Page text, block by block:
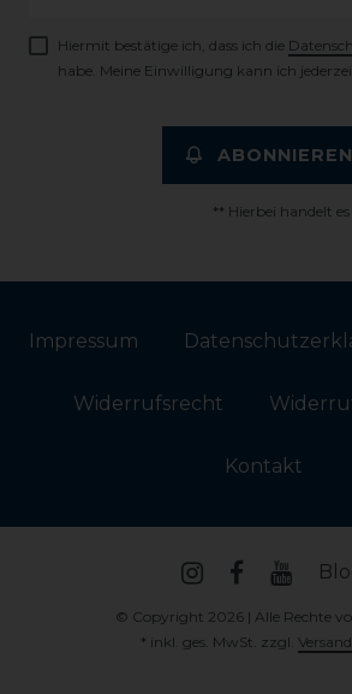
Hiermit bestätige ich, dass ich die
habe. Meine Einwilligung kann ich
ABONNIEREN
** Hierbei handelt
Impressum
Widerrufs­recht
Kontakt
© Copyright 2026 | Alle Rechte
* inkl. ges. MwSt. zzgl.